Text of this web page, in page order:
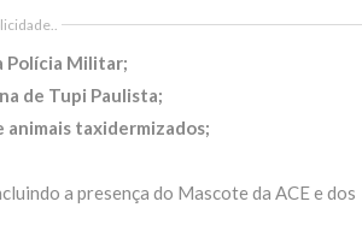
Polícia Militar;
de Tupi Paulista;
animais taxidermizados;
a presença do Mascote da ACE e dos